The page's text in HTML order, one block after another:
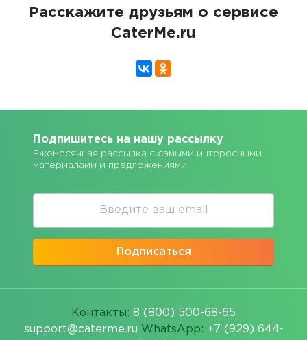
Расскажите друзьям о сервисе
CaterMe.ru
Подпишитесь на нашу рассылку
Ежемесячная рассылка с самыми интересными
материалами и предложениями
Подписаться
Контакты: 8 (800) 500-68-65
support@caterme.ru WhatsApp: +7 (929) 644-